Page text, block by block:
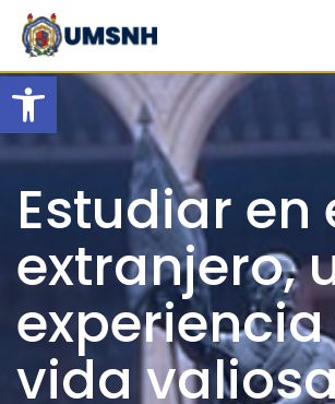
Open toolbar
Skip
content
Estudiar en
extranjero,
vida